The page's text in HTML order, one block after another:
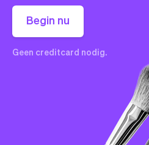
Begin nu
Geen creditcard nodig.